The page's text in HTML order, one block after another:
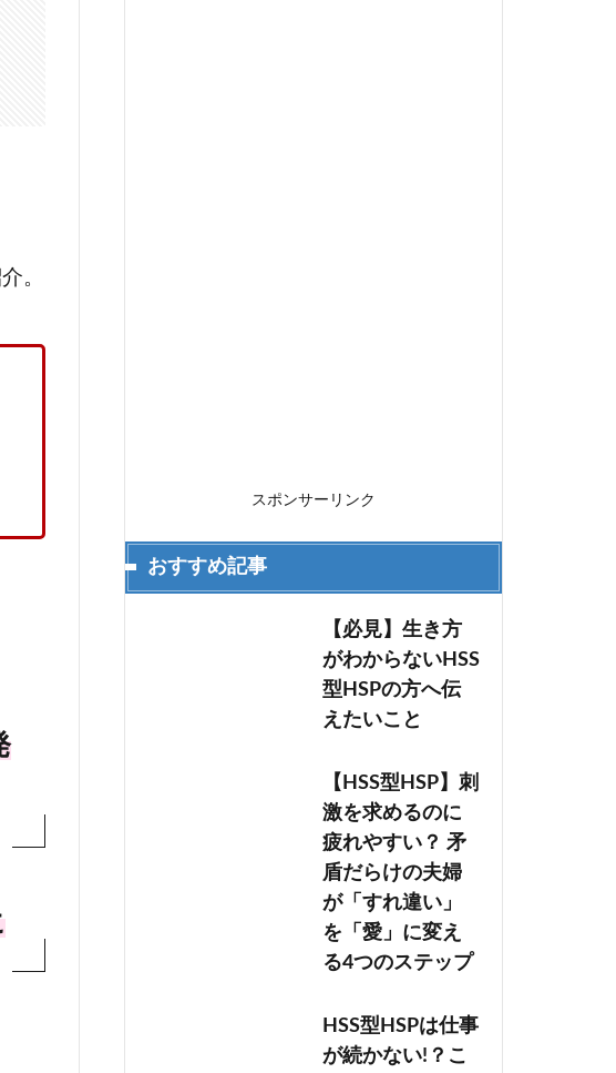
。
スポンサーリンク
おすすめ記事
【必見】生き方
がわからないHSS
型HSPの方へ伝
えたいこと
【HSS型HSP】刺
激を求めるのに
疲れやすい？ 矛
盾だらけの夫婦
が「すれ違い」
を「愛」に変え
る4つのステップ
HSS型HSPは仕事
が続かない!？こ